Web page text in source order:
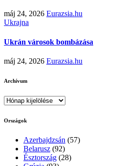
máj 24, 2026 Eurazsia.hu
Ukrajna
Ukrán városok bombázása
máj 24, 2026 Eurazsia.hu
Archívum
Archívum
Országok
Azerbajdzsán (57)
Belarusz (92)
Észtország (28)